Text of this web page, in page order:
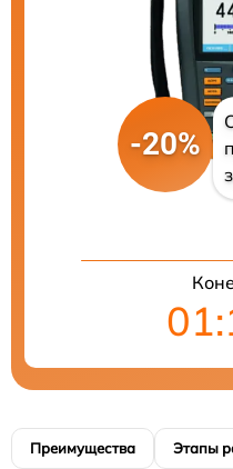
-20%
Преимущества Этапы